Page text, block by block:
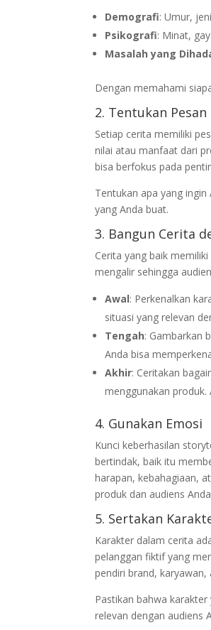
Demografi: Umur,
Psikografi: Minat,
Masalah yang
Dengan memahami
2. Tentukan
Setiap cerita memiliki
nilai atau manfaat dari
bisa berfokus pada
Tentukan apa yang
yang Anda buat.
3. Bangun Cerita
Cerita yang baik
mengalir sehingga
Awal: Perkenalkan
situasi yang relevan
Tengah: Gambarkan
Anda bisa
Akhir: Ceritakan
menggunakan produk.
4. Gunakan Emosi
Kunci keberhasilan
bertindak, baik itu
harapan, kebahagiaan,
produk dan audiens
5. Sertakan
Karakter dalam cerita
pelanggan fiktif yang
pendiri brand, karyawan,
Pastikan bahwa
relevan dengan audiens